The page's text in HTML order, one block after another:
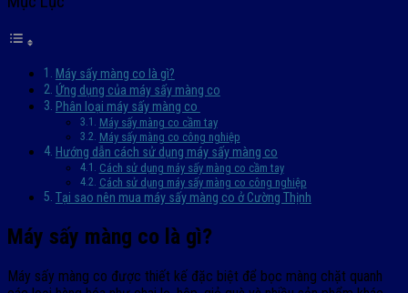
Máy sấy màng co là gì?
Ứng dụng của máy sấy màng co
Phân loại máy sấy màng co
Máy sấy màng co cầm tay
Máy sấy màng co công nghiệp
Hướng dẫn cách sử dụng máy sấy màng co
Cách sử dụng máy sấy màng co cầm tay
Cách sử dụng máy sấy màng co công nghiệp
Tại sao nên mua máy sấy màng co ở Cường Thịnh
Máy sấy màng co là gì?
Máy sấy màng co được thiết kế đặc biệt để bọc màng chặt quanh